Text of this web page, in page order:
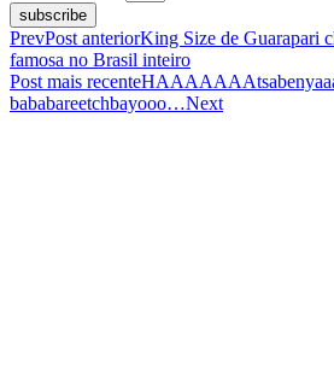
subscribe
PrevPost anteriorKing Size de Guarapari
famosa no Brasil inteiro
Post mais recente
bababareetchbayooo…Next